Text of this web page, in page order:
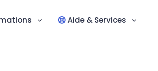
Aide & Services